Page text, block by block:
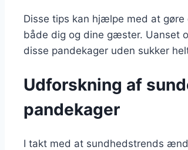
Disse tips kan hjælpe med at
både dig og dine gæster. Uanset
disse pandekager uden sukker
Udforskning af
pandekager
I takt med at sundhedstrends